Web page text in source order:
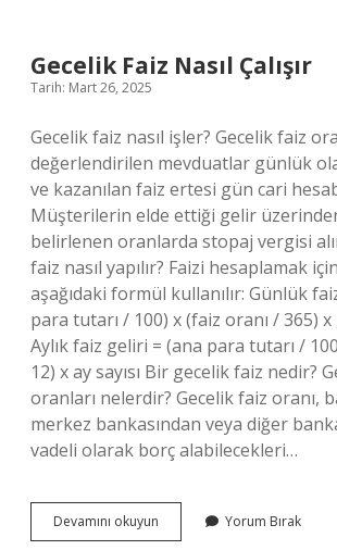
Gecelik Faiz Nasıl Çalışır
Tarih: Mart 26, 2025
Gecelik faiz nasıl işler? Gecelik faiz
değerlendirilen mevduatlar günlük
ve kazanılan faiz ertesi gün cari
Müşterilerin elde ettiği gelir
belirlenen oranlarda stopaj vergisi
faiz nasıl yapılır? Faizi hesaplamak
aşağıdaki formül kullanılır: Günlük
para tutarı / 100) x (faiz oranı / 365) x
Aylık faiz geliri = (ana para tutarı /
12) x ay sayısı Bir gecelik faiz nedir?
oranları nelerdir? Gecelik faiz oranı,
merkez bankasından veya diğer
vadeli olarak borç alabilecekleri…
Devamını okuyun
Faiz
Yorum Bırak